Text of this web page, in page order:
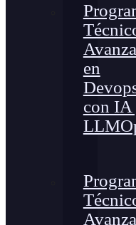
en
con IA